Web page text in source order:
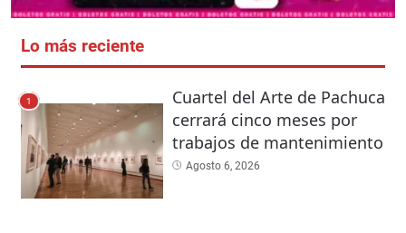
Lo más reciente
1
Cuartel del Arte de Pachuca
cerrará cinco meses por
trabajos de mantenimiento
Agosto 6, 2026